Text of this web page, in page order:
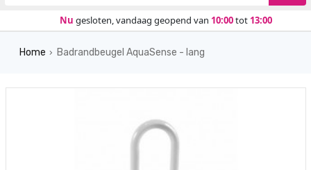
Nu gesloten, vandaag geopend van 10:00tot 13:00
Home › Badrandbeugel AquaSense - lang